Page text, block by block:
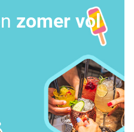
zomer vol